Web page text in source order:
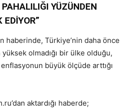
YÜZÜNDEN
EDİYOR”
haberinde, Türkiye’nin daha önce
olmadığı bir ülke olduğu,
büyük ölçüde arttığı
aktardığı haberde;